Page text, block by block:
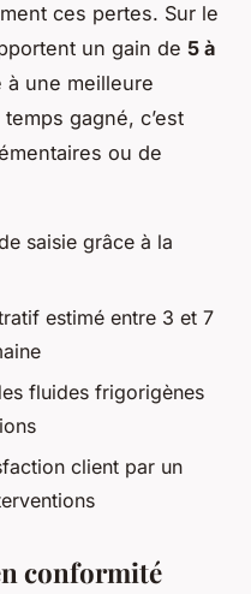
ces pertes. Sur le
un gain de 5 à
à une meilleure
gagné, c’est
ou de
saisie grâce à la
estimé entre 3 et 7
fluides frigorigènes
client par un
conformité